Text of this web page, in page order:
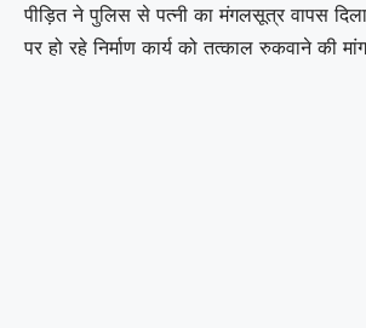
पीड़ित ने पुलिस से पत्नी का मंगलसूत्र वापस
पर हो रहे निर्माण कार्य को तत्काल रुकवाने की